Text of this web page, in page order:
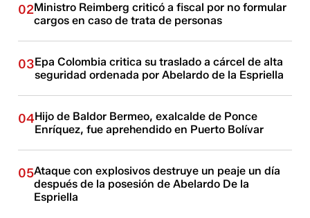
02Ministro Reimberg criticó a fiscal por no formular
cargos en caso de trata de personas
03Epa Colombia critica su traslado a cárcel de alta
seguridad ordenada por Abelardo de la Espriella
04Hijo de Baldor Bermeo, exalcalde de Ponce
Enríquez, fue aprehendido en Puerto Bolívar
05Ataque con explosivos destruye un peaje un día
después de la posesión de Abelardo De la
Espriella